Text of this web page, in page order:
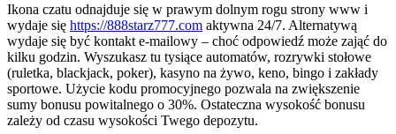
Ikona czatu odnajduje się w prawym dolnym rogu strony www i
wydaje się https://888starz777.com aktywna 24/7. Alternatywą
wydaje się być kontakt e-mailowy – choć odpowiedź może zająć do
kilku godzin. Wyszukasz tu tysiące automatów, rozrywki stołowe
(ruletka, blackjack, poker), kasyno na żywo, keno, bingo i zakłady
sportowe. Użycie kodu promocyjnego pozwala na zwiększenie
sumy bonusu powitalnego o 30%. Ostateczna wysokość bonusu
zależy od czasu wysokości Twego depozytu.